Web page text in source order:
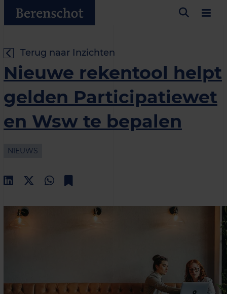
Terug naar Inzichten
Nieuwe rekentool helpt
gelden Participatiewet
en Wsw te bepalen
NIEUWS